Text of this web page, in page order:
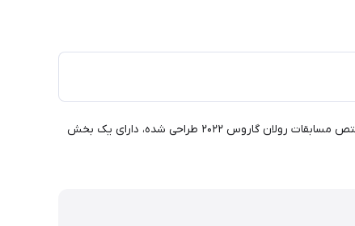
کوله ویلسون Super Tour Backpack RG 2022 White محصول سال ۲۰۲۲ و یکی از جادارترین کوله‌های موجود در بازار است. این کوله زیبا که مختص مسابقات رولان گاروس ۲۰۲۲ طراحی شده، دارای یک بخش